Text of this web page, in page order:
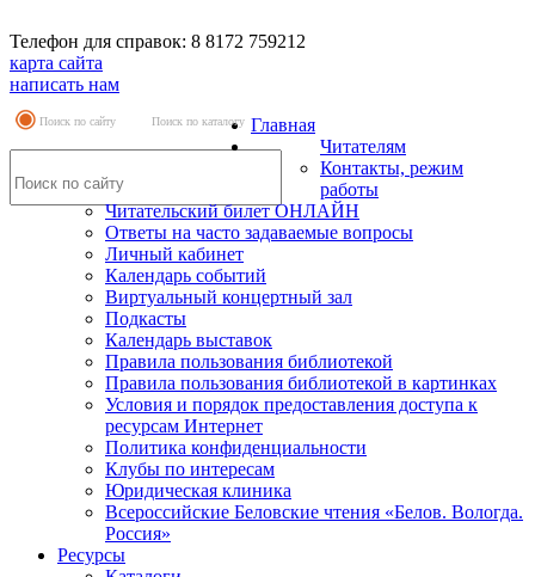
Телефон для справок: 8 8172 759212
карта сайта
написать нам
Поиск по сайту Поиск по каталогу Главная
Читателям
Контакты, режим
работы
Читательский билет ОНЛАЙН
Ответы на часто задаваемые вопросы
Личный кабинет
Календарь событий
Виртуальный концертный зал
Подкасты
Календарь выставок
Правила пользования библиотекой
Правила пользования библиотекой в картинках
Условия и порядок предоставления доступа к
ресурсам Интернет
Политика конфиденциальности
Клубы по интересам
Юридическая клиника
Всероссийские Беловские чтения «Белов. Вологда.
Россия»
Ресурсы